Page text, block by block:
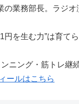
の業務部長。ラジ
円を生む力”は育て
ニング・筋トレ継続
ールはこちら